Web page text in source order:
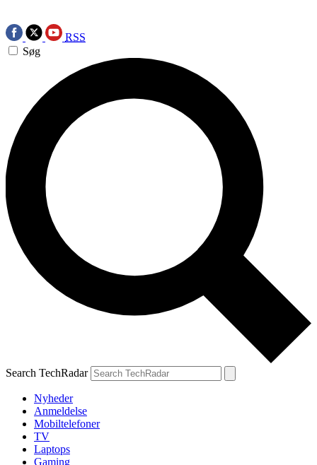
RSS
Søg
Search TechRadar
Nyheder
Anmeldelse
Mobiltelefoner
TV
Laptops
Gaming